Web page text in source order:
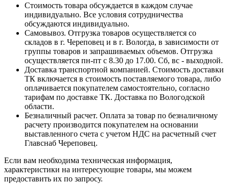
Стоимость товара обсуждается в каждом случае
индивидуально. Все условия сотрудничества
обсуждаются индивидуально.
Самовывоз. Отгрузка товаров осуществляется со
складов в г. Череповец и в г. Вологда, в зависимости от
группы товаров и запрашиваемых объемов. Отгрузка
осуществляется пн-пт с 8.30 до 17.00. Сб, вс - выходной.
Доставка транспортной компанией. Стоимость доставки
ТК включается в стоимость поставляемого товара, либо
оплачивается покупателем самостоятельно, согласно
тарифам по доставке ТК. Доставка по Вологодской
области.
Безналичный расчет. Оплата за товар по безналичному
расчету производится покупателем на основании
выставленного счета с учетом НДС на расчетный счет
Главснаб Череповец.
Если вам необходима техническая информация,
характеристики на интересующие товары, мы можем
предоставить их по запросу.